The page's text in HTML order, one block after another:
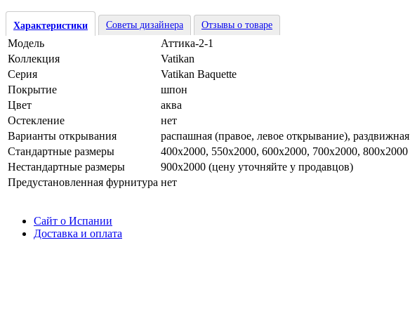
Характеристики Советы дизайнера Отзывы о товаре
Модель
Аттика-2-1
Коллекция
Vatikan
Серия
Vatikan Baquette
Покрытие
шпон
Цвет
аква
Остекление
нет
Варианты открывания
распашная (правое, левое открывание), раздвижная
Стандартные размеры
400х2000, 550х2000, 600х2000, 700х2000, 800х2000
Нестандартные размеры
900х2000 (цену уточняйте у продавцов)
Предустановленная фурнитура нет
Сайт о Испании
Доставка и оплата